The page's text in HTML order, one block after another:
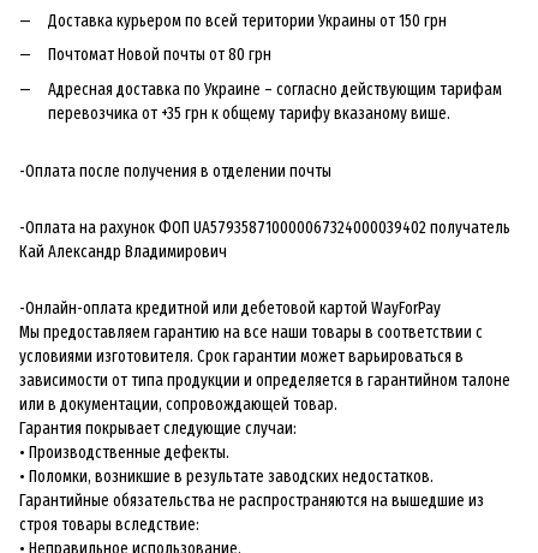
Доставка курьером по всей територии Украины от 150 грн
Почтомат Новой почты от 80 грн
Адресная доставка по Украине – согласно действующим тарифам
перевозчика от +35 грн к общему тарифу вказаному више.
-Оплата после получения в отделении почты
-Оплата на рахунок ФОП UA579358710000067324000039402 получатель
Кай Александр Владимирович
-Онлайн-оплата кредитной или дебетовой картой WayForPay
Мы предоставляем гарантию на все наши товары в соответствии с
условиями изготовителя. Срок гарантии может варьироваться в
зависимости от типа продукции и определяется в гарантийном талоне
или в документации, сопровождающей товар.
Гарантия покрывает следующие случаи:
• Производственные дефекты.
• Поломки, возникшие в результате заводских недостатков.
Гарантийные обязательства не распространяются на вышедшие из
строя товары вследствие: